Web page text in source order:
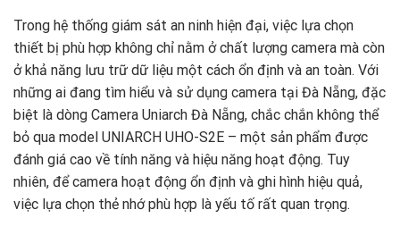
Trong hệ thống giám sát an ninh hiện đại, việc lựa chọn
thiết bị phù hợp không chỉ nằm ởchất lượng camera mà còn
ởkhả năng lưu trữ dữ liệu một cách ổn định và an toàn. Với
những ai đang tìm hiểu và sử dụng camera tại Đà Nẵng, đặc
biệt là dòng Camera Uniarch Đà Nẵng, chắc chắn không thể
bỏ qua model UNIARCH UHO-S2E – một sản phẩm được
đánh giá cao về tính năng và hiệu năng hoạt động. Tuy
nhiên, đểcamera hoạt động ổn định và ghi hình hiệu quả,
việc lựa chọn thẻ nhớphù hợp là yếu tố rất quan trọng.